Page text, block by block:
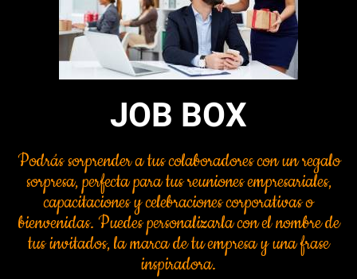
JOB BOX
Podrás sorprender a tus colaboradores con un regalo
sorpresa, perfecta para tus reuniones empresariales,
capacitaciones y celebraciones corporativas o
bienvenidas. Puedes personalizarla con el nombre de
tus invitados, la marca de tu empresa y una frase
inspiradora.